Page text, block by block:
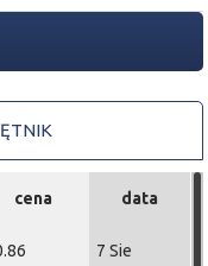
cena data
7 Sie